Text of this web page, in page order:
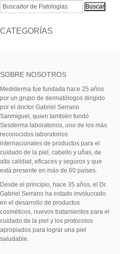
CATEGORÍAS
SOBRE NOSOTROS
Mediderma fue fundada hace 25 años
por un grupo de dermatólogos dirigido
por el doctor Gabriel Serrano
Sanmiguel, quien también fundó
Sesderma laboratorios, uno de los más
reconocidos laboratorios
internacionales de productos para el
cuidado de la piel, cabello y uñas, de
alta calidad, eficaces y seguros y que
está presente en más de 60 países.
Desde el principio, hace 35 años, el Dr.
Gabriel Serrano ha estado involucrado
en el desarrollo de productos
cosméticos, nuevos tratamientos para el
cuidado de la piel y los protocolos
apropiados para lograr una piel
saludable.